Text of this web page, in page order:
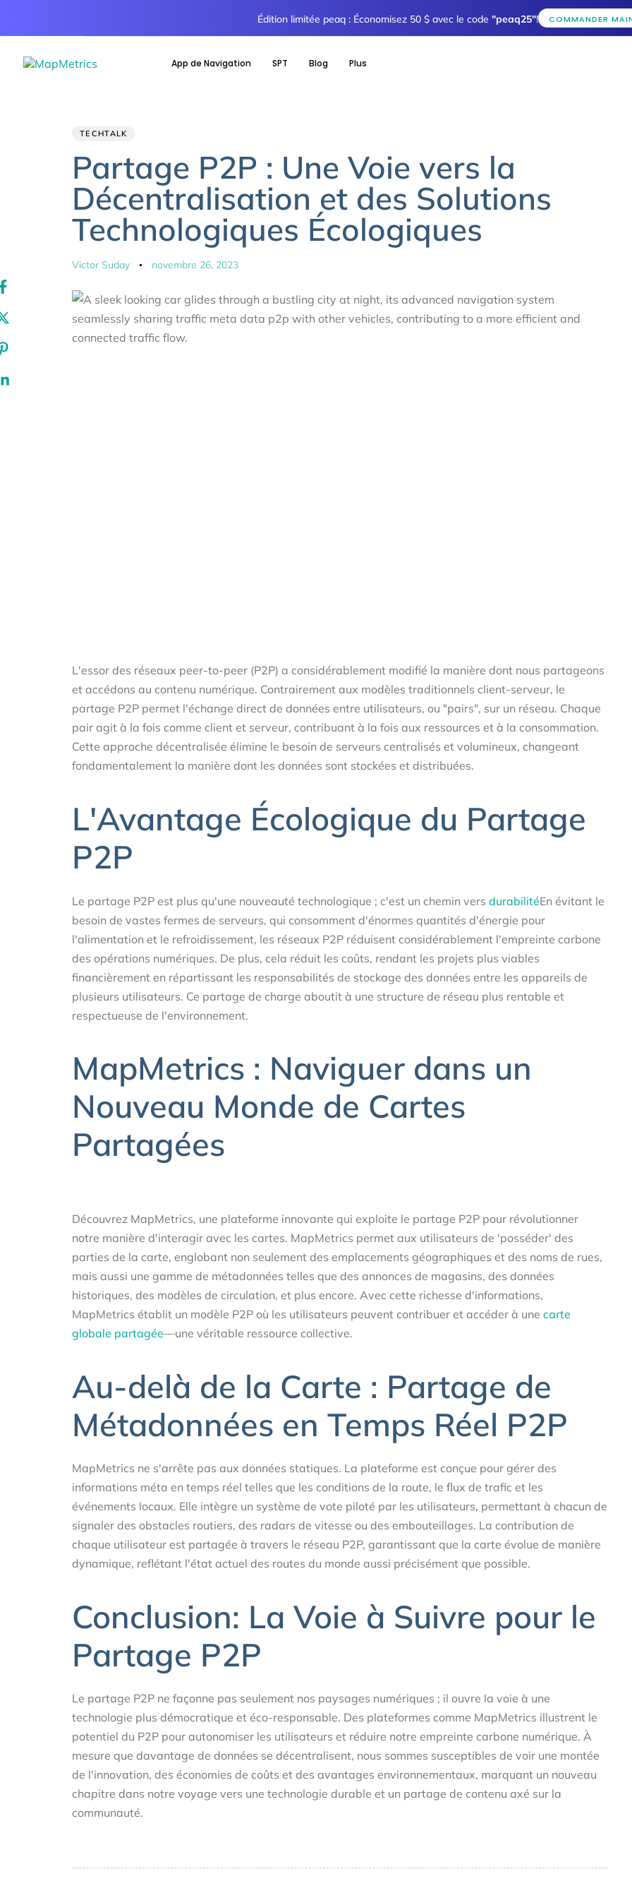
Édition limitée peaq : Économisez 50 $ avec le code "peaq25"! COMMANDER
App de Navigation SPT Blog Plus
PUBLISHED
TECHTALK
Partage P2P : Une Voie vers la
Décentralisation et des Solutions
Technologiques Écologiques
Author
Victor Suday
Published
novembre 26, 2023
L'essor des réseaux peer-to-peer (P2P) a considérablement modifié la manière dont nous partageons
et accédons au contenu numérique. Contrairement aux modèles traditionnels client-serveur, le
partage P2P permet l'échange direct de données entre utilisateurs, ou "pairs", sur un réseau. Chaque
pair agit à la fois comme client et serveur, contribuant à la fois aux ressources et à la consommation.
Cette approche décentralisée élimine le besoin de serveurs centralisés et volumineux, changeant
fondamentalement la manière dont les données sont stockées et distribuées.
L'Avantage Écologique du Partage
P2P
Le partage P2P est plus qu'une nouveauté technologique ; c'est un chemin vers durabilitéEn évitant le
besoin de vastes fermes de serveurs, qui consomment d'énormes quantités d'énergie pour
l'alimentation et le refroidissement, les réseaux P2P réduisent considérablement l'empreinte carbone
des opérations numériques. De plus, cela réduit les coûts, rendant les projets plus viables
financièrement en répartissant les responsabilités de stockage des données entre les appareils de
plusieurs utilisateurs. Ce partage de charge aboutit à une structure de réseau plus rentable et
respectueuse de l'environnement.
MapMetrics : Naviguer dans un
Nouveau Monde de Cartes
Partagées
Découvrez MapMetrics, une plateforme innovante qui exploite le partage P2P pour révolutionner
notre manière d'interagir avec les cartes. MapMetrics permet aux utilisateurs de 'posséder' des
parties de la carte, englobant non seulement des emplacements géographiques et des noms de rues,
mais aussi une gamme de métadonnées telles que des annonces de magasins, des données
historiques, des modèles de circulation, et plus encore. Avec cette richesse d'informations,
MapMetrics établit un modèle P2P où les utilisateurs peuvent contribuer et accéder à une carte
globale partagée—une véritable ressource collective.
Au-delà de la Carte : Partage de
Métadonnées en Temps Réel P2P
MapMetrics ne s'arrête pas aux données statiques. La plateforme est conçue pour gérer des
informations méta en temps réel telles que les conditions de la route, le flux de trafic et les
événements locaux. Elle intègre un système de vote piloté par les utilisateurs, permettant à chacun de
signaler des obstacles routiers, des radars de vitesse ou des embouteillages. La contribution de
chaque utilisateur est partagée à travers le réseau P2P, garantissant que la carte évolue de manière
dynamique, reflétant l'état actuel des routes du monde aussi précisément que possible.
Conclusion: La Voie à Suivre pour le
Partage P2P
Le partage P2P ne façonne pas seulement nos paysages numériques ; il ouvre la voie à une
technologie plus démocratique et éco-responsable. Des plateformes comme MapMetrics illustrent le
potentiel du P2P pour autonomiser les utilisateurs et réduire notre empreinte carbone numérique. À
mesure que davantage de données se décentralisent, nous sommes susceptibles de voir une montée
de l'innovation, des économies de coûts et des avantages environnementaux, marquant un nouveau
chapitre dans notre voyage vers une technologie durable et un partage de contenu axé sur la
communauté.